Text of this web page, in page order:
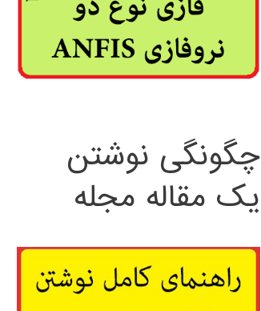
چگونگی نوشتن
یک مقاله مجله